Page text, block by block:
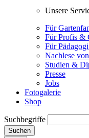
Unsere
Für
Für Profis &
Für
Nachlese
Studien &
Presse
Jobs
Fotogalerie
Shop
Suchbegriffe
Suchen